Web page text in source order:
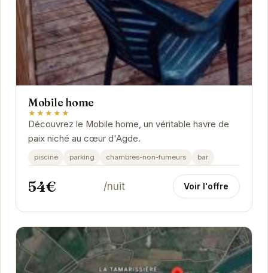
Mobile home
★★★★★
Découvrez le Mobile home, un véritable havre de
paix niché au cœur d'Agde.
piscine parking chambres-non-fumeurs bar
54€ /nuit Voir l'offre